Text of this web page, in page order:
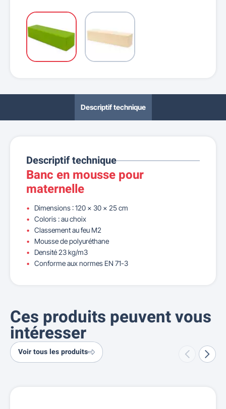
Descriptif technique
Descriptif technique
Banc en mousse pour
maternelle
Dimensions : 120 x 30 x 25 cm
Coloris : au choix
Classement au feu M2
Mousse de polyuréthane
Densité 23 kg/m3
Conforme aux normes EN 71-3
Ces produits peuvent vous
intéresser
Voir tous les produits